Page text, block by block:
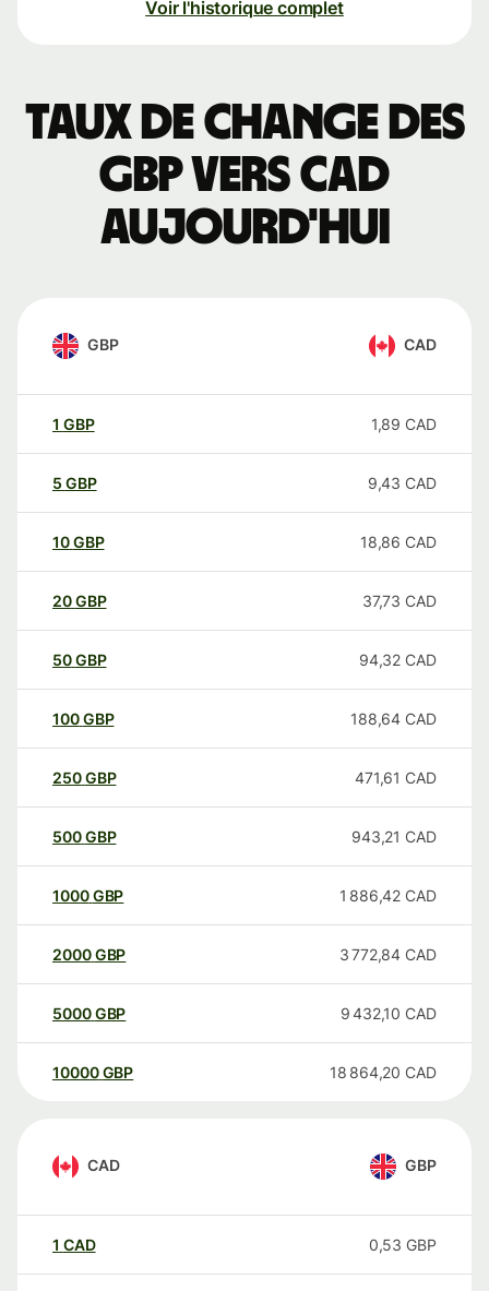
Voir l'historique complet
Taux de change des
GBP vers CAD
aujourd'hui
GBP CAD
1 GBP 1,89 CAD
5 GBP 9,43 CAD
10GBP 18,86 CAD
20GBP 37,73 CAD
50GBP 94,32 CAD
100GBP 188,64 CAD
250GBP 471,61 CAD
500GBP 943,21 CAD
1000GBP 1 886,42 CAD
2000GBP 3 772,84 CAD
5000GBP 9 432,10 CAD
10000 GBP 18 864,20 CAD
CAD GBP
1 CAD 0,53 GBP